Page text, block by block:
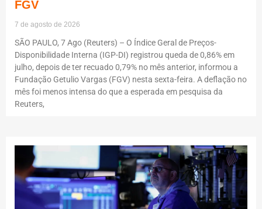
FGV
7 de agosto de 2026
SÃO PAULO, 7 Ago (Reuters) – O Índice Geral de Preços-
Disponibilidade Interna (IGP-DI) registrou queda de 0,86% em
julho, depois de ter recuado 0,79% no mês anterior, informou a
Fundação Getulio Vargas (FGV) nesta sexta-feira. A deflação no
mês foi menos intensa do que a esperada em pesquisa da
Reuters,